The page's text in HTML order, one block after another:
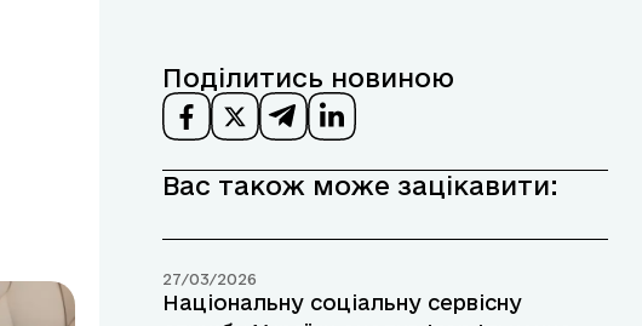
Поділитись новиною
Вас також може зацікавити:
27/03/2026
Національну соціальну сервісну